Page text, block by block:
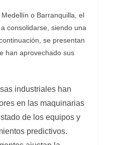
o Barranquilla, el
consolidarse, siendo una
se presentan
han aprovechado sus
industriales han
en las maquinarias
de los equipos y
predictivos.